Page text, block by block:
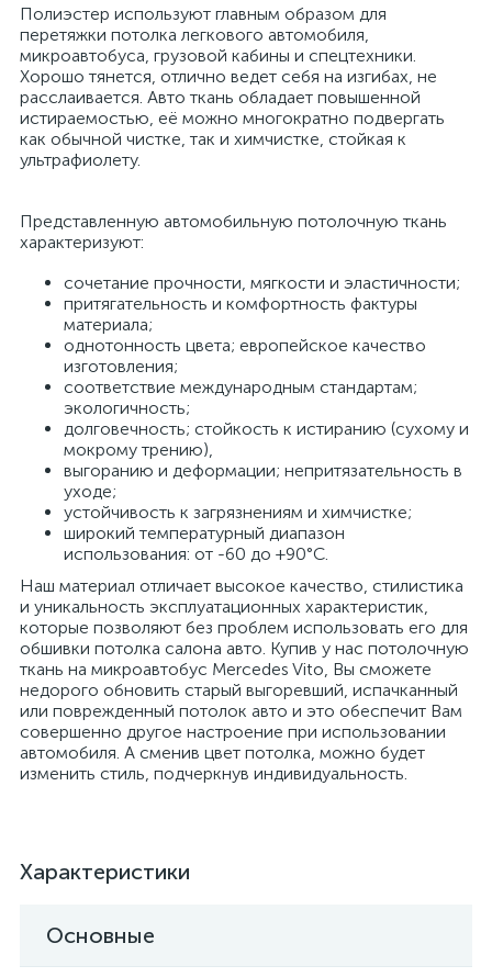
Полиэстер используют главным образом для
перетяжки потолка легкового автомобиля,
микроавтобуса, грузовой кабины и спецтехники.
Хорошо тянется, отлично ведет себя на изгибах, не
расслаивается. Авто ткань обладает повышенной
истираемостью, её можно многократно подвергать
как обычной чистке, так и химчистке, стойкая к
ультрафиолету.
Представленную автомобильную потолочную ткань
характеризуют:
сочетание прочности, мягкости и эластичности;
притягательность и комфортность фактуры
материала;
однотонность цвета; европейское качество
изготовления;
соответствие международным стандартам;
экологичность;
долговечность; стойкость к истиранию (сухому и
мокрому трению),
выгоранию и деформации; непритязательность в
уходе;
устойчивость к загрязнениям и химчистке;
широкий температурный диапазон
использования: от -60 до +90°С.
Наш материал отличает высокое качество, стилистика
и уникальность эксплуатационных характеристик,
которые позволяют без проблем использовать его для
обшивки потолка салона авто. Купив у нас потолочную
ткань на микроавтобус Mercedes Vito, Вы сможете
недорого обновить старый выгоревший, испачканный
или поврежденный потолок авто и это обеспечит Вам
совершенно другое настроение при использовании
автомобиля. А сменив цвет потолка, можно будет
изменить стиль, подчеркнув индивидуальность.
Характеристики
Основные